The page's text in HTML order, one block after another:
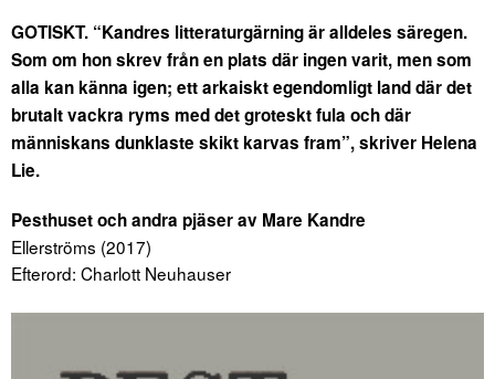
GOTISKT. “Kandres litteraturgärning är alldeles säregen.
Som om hon skrev från en plats där ingen varit, men som
alla kan känna igen; ett arkaiskt egendomligt land där det
brutalt vackra ryms med det groteskt fula och där
människans dunklaste skikt karvas fram”, skriver Helena
Lie.
Pesthuset och andra pjäser av Mare Kandre
Ellerströms (2017)
Efterord: Charlott Neuhauser